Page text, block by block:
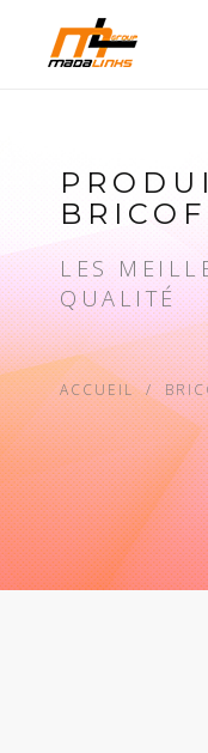
LES
QUALITÉ
ACCUEIL